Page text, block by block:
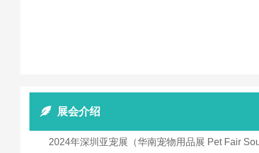
展会介绍
2024年深圳亚宠展（华南宠物用品展 Pet Fair